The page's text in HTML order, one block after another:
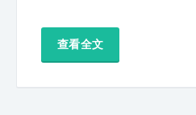
查看全文